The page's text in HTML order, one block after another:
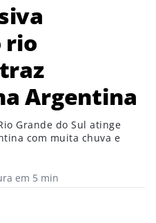
rio
Argentina
Grande do Sul atinge
com muita chuva e
em 5 min